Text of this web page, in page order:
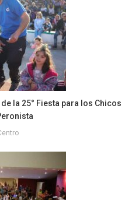
la 25° Fiesta para los Chicos